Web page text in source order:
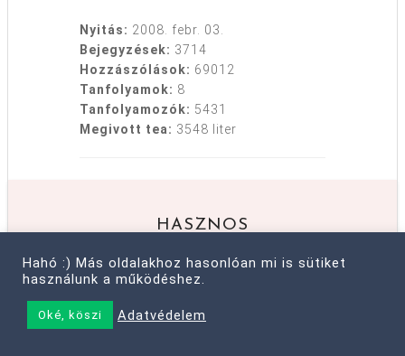
Nyitás: 2008. febr. 03.
Bejegyzések: 3714
Hozzászólások: 69012
Tanfolyamok: 8
Tanfolyamozók: 5431
Megivott tea: 3548 liter
HASZNOS
Rólam
Kapcsolat
Archívum
Hahó :) Más oldalakhoz hasonlóan mi is sütiket
használunk a működéshez.
Oké, köszi Adatvédelem